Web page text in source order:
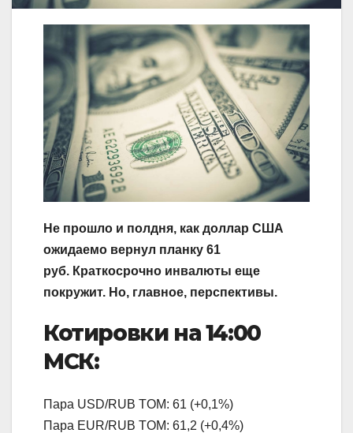
Не прошло и полдня, как доллар США
ожидаемо вернул планку 61
руб. Краткосрочно инвалюты еще
покружит. Но, главное, перспективы.
Котировки на 14:00
МСК:
Пара USD/RUB TOM: 61 (+0,1%)
Пара EUR/RUB TOM: 61,2 (+0,4%)